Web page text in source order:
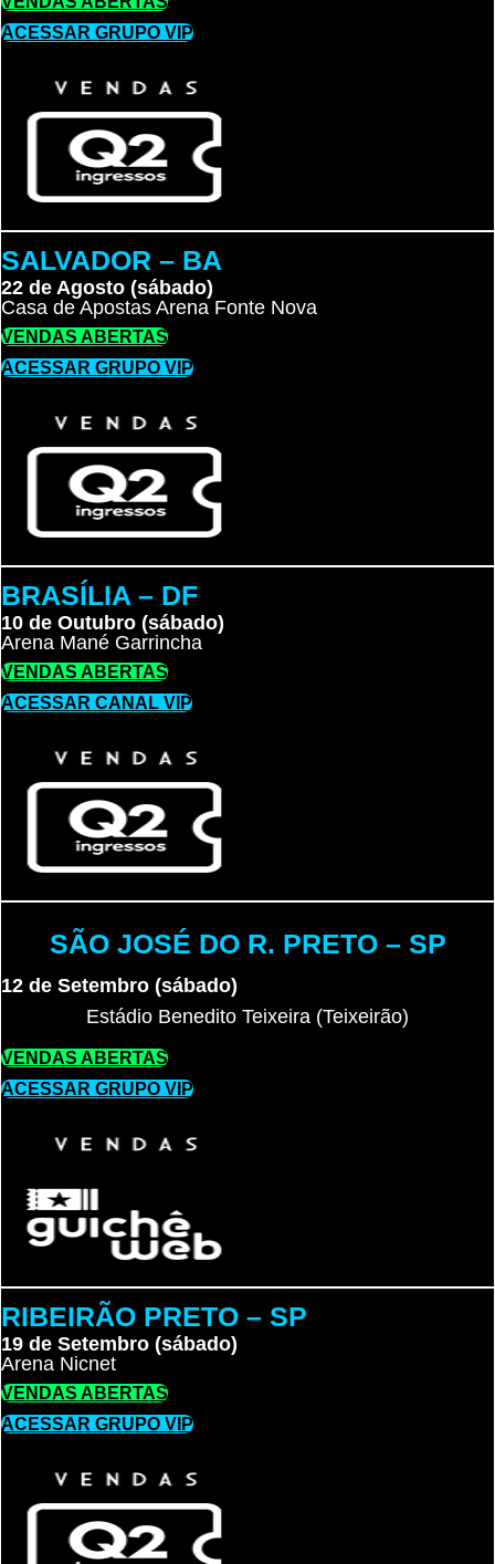
ACESSAR GRUPO VIP
SALVADOR – BA
22 de Agosto (sábado)
Casa de Apostas Arena Fonte Nova
VENDAS ABERTAS
ACESSAR GRUPO VIP
BRASÍLIA – DF
10 de Outubro (sábado)
Arena Mané Garrincha
VENDAS ABERTAS
ACESSAR CANAL VIP
SÃO JOSÉ DO R. PRETO – SP
12 de Setembro (sábado)
Estádio Benedito Teixeira (Teixeirão)
VENDAS ABERTAS
ACESSAR GRUPO VIP
RIBEIRÃO PRETO – SP
19 de Setembro (sábado)
Arena Nicnet
VENDAS ABERTAS
ACESSAR GRUPO VIP